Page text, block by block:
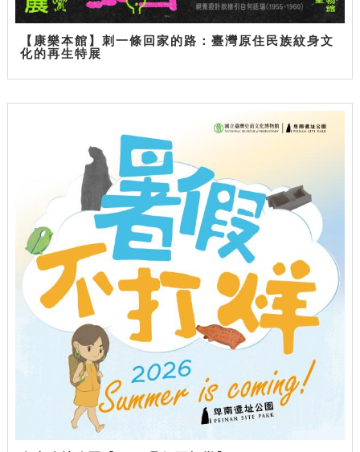
【康樂本館】刺一條回家的路：臺灣原住民族紋身文
化的再生特展